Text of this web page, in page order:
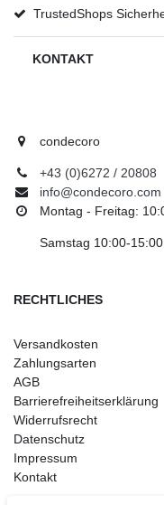
TrustedShops
KONTAKT
condecoro
+43 (0)6272 / 20808
info@condecoro.com
Montag - Freitag:
Samstag 10:00-15:00
RECHTLICHES
Versandkosten
Zahlungsarten
AGB
Barrierefreiheitserklärung
Widerrufsrecht
Datenschutz
Impressum
Kontakt